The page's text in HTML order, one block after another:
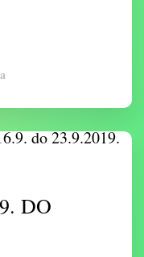
DO